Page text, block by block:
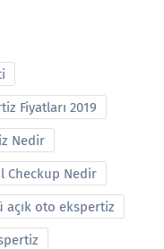
Fiyatları 2019
Nedir
Checkup Nedir
açık oto ekspertiz